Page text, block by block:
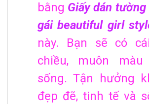
bằng Giấy dán
gái beautiful girl
này. Bạn sẽ có
chiều, muôn
sống. Tận hưởng
đẹp đẽ, tinh tế và